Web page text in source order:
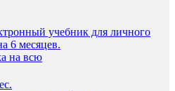
учебник для личного
6 месяцев.
на всю